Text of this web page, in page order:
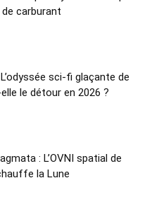
carburant
sci-fi glaçante de
le détour en 2026 ?
: L’OVNI spatial de
la Lune